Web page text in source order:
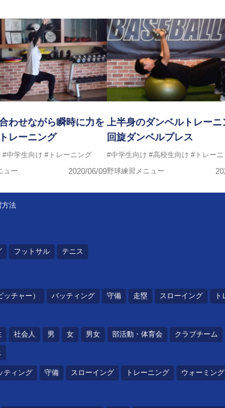
わせながら瞬時に力を
レーニング
#中学生向け #トレーニング
ュー
2020/06/09
上半身のダンベルトレー
回旋ダンベルプレス
#中学生向け #高校生向け #トレー
野球練習メニュー
方法
フットサル テニス
チャー） バッティング 守備 走塁 スローイング
社会人 男 女 男女 部活動・体育会 クラブチーム
ティング 守備 スローイング トレーニング ウォーミン